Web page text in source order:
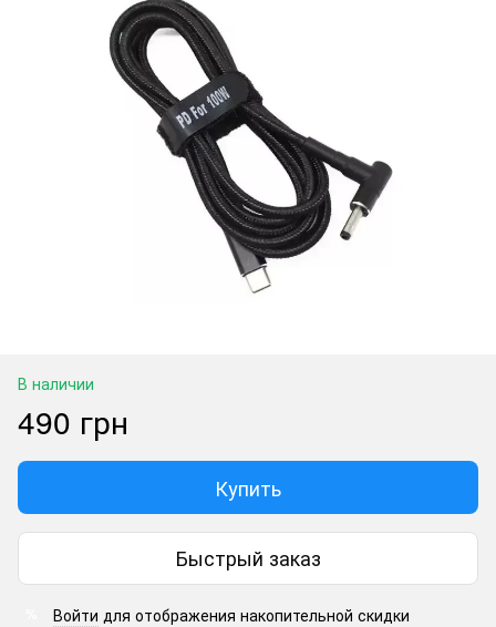
В наличии
490 грн
Купить
Быстрый заказ
Войти для отображения накопительной скидки